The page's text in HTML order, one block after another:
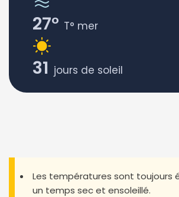
27° T° mer
31 jours de soleil
Les températures sont toujours
un temps sec et ensoleillé.